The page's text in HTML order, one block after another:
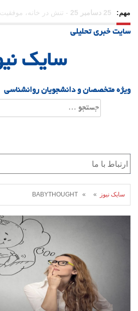
مهم: 23 دسامبر 25 - چرا اراده می‌کنیم
21 دسامبر 25
سایت خبری تحلیلی
سایک
ویژه متخصصان و دانشجویان روانشناسی
جستجو
برای:
سایک نیوز » » BABYTHOUGHT